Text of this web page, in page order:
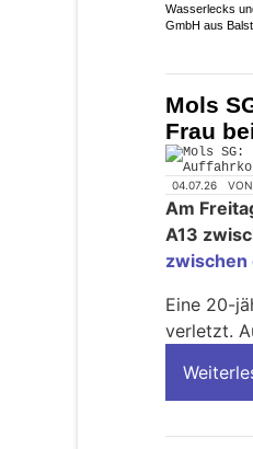
Wasserlecks
GmbH aus
Mols
Frau
04.07.26 VON
Am
A13
zwischen
Eine 20-
verletzt.